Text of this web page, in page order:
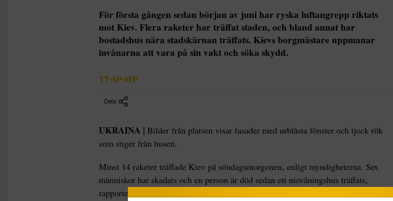
För första gången sedan början av juni har ryska luftangrepp riktats
mot Kiev. Flera raketer har träffat staden, och bland annat har
bostadshus nära stadskärnan träffats. Kievs borgmästare uppmanar
invånarna att vara på sin vakt och söka skydd.
TT-AP-AFP
Dela
UKRAINA | Bilder från platsen visar fasader med urblåsta fönster och tjock rök
som stiger från husen.
Minst 14 raketer träffade Kiev på söndagsmorgonen, enligt myndigheterna. Sex
människor har skadats och en person är död sedan ett niovåningshus träffats,
rapporterar The Guardian. Bland annat har en sjuårig flicka och hennes mamma